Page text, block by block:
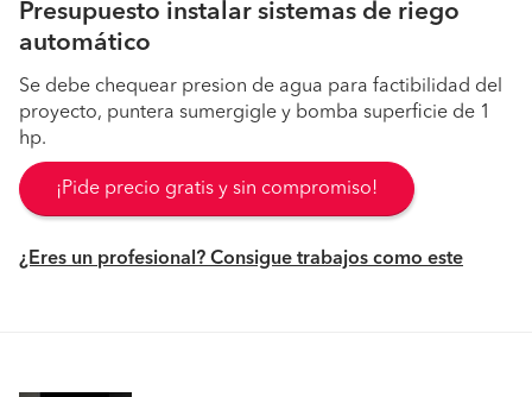
Presupuesto instalar sistemas de riego
automático
Se debe chequear presion de agua para factibilidad del
proyecto, puntera sumergigle y bomba superficie de 1
hp.
¡Pide precio gratis y sin compromiso!
¿Eres un profesional? Consigue trabajos como este